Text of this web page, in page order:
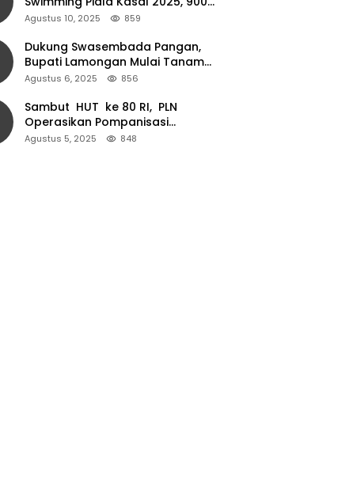
Atlet Ambil Bagian
Agustus 10, 2025 859
Dukung Swasembada Pangan,
Bupati Lamongan Mulai Tanam
Padi Musim Ketiga
Agustus 6, 2025 856
Sambut HUT ke 80 RI, PLN
Operasikan Pompanisasi
Persawahan dan Akses Air Bersih
Agustus 5, 2025 848